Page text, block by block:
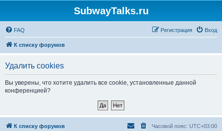
SubwayTalks.ru
FAQ Вход
Регистрация
К списку форумов
Удалить cookies
Вы уверены, что хотите удалить все cookie, установленные данной
конференцией?
К списку форумов Часовой пояс: UTC+03:00